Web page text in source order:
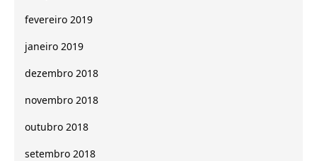
fevereiro 2019
janeiro 2019
dezembro 2018
novembro 2018
outubro 2018
setembro 2018